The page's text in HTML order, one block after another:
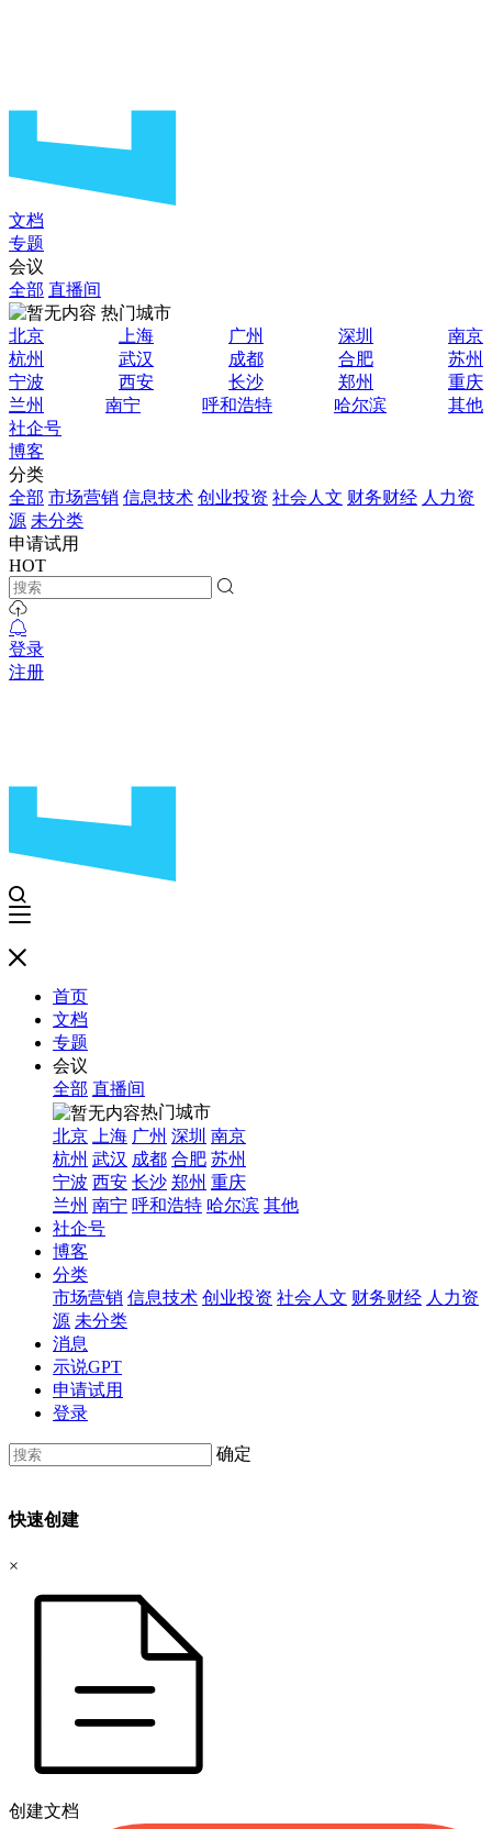
文档
专题
会议
全部 直播间
热门城市
北京
上海 广州 深圳
南京
杭州
武汉 成都 合肥
苏州
宁波
西安 长沙 郑州
重庆
兰州
南宁 呼和浩特 哈尔滨
其他
社企号
博客
分类
全部 市场营销 信息技术 创业投资 社会人文 财务财经 人力资
源 未分类
申请试用
HOT
登录
注册
首页
文档
专题
会议
全部 直播间
热门城市
北京
上海 广州 深圳 南京
杭州 武汉 成都 合肥 苏州
宁波 西安 长沙 郑州 重庆
兰州 南宁 呼和浩特 哈尔滨 其他
社企号
博客
分类
市场营销 信息技术 创业投资 社会人文 财务财经 人力资
源 未分类
消息
示说GPT
申请试用
登录
确定
快速创建
×
创建文档